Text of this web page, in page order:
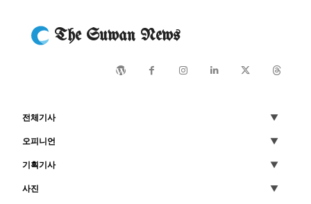
The Suwan News
전체기사
오피니언
기획기사
사진